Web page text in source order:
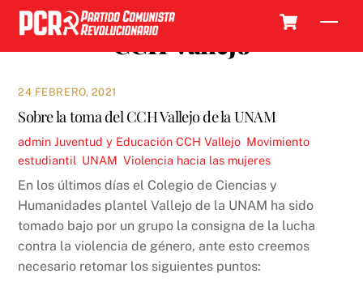
Skip
content
CCH Vallejo
24 FEBRERO, 2021
Sobre la toma del CCH Vallejo de la UNAM
admin Juventud y Educación CCH Vallejo Movimiento
estudiantil UNAM ,Violencia hacia las mujeres
En los últimos días el Colegio de Ciencias y
Humanidades plantel Vallejo de la UNAM ha sido
tomado bajo por un grupo la consigna de la lucha
contra la violencia de género, ante esto creemos
necesario retomar los siguientes puntos: